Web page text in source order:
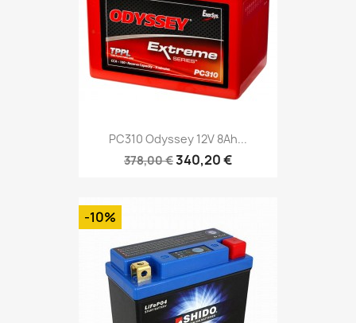
PC310 Odyssey 12V 8Ah...
378,00 €340,20 €
-10%